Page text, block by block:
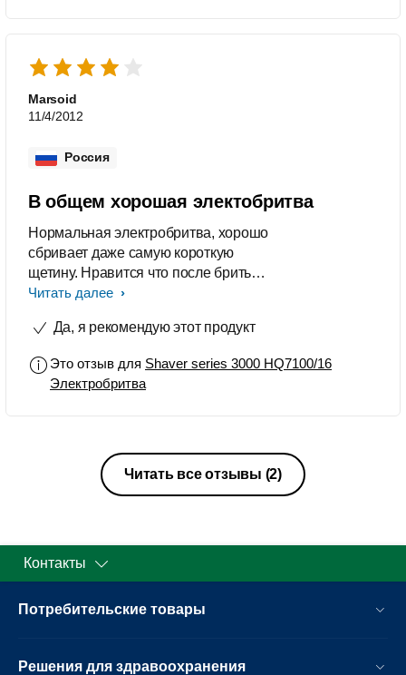
Marsoid
11/4/2012
Россия
В общем хорошая электобритва
Нормальная электробритва, хорошо
сбривает даже самую короткую
щетину. Нравится что после бритья
можно мыть бритву под водой.
поверхность корпуса.
Читать далее
Да, я рекомендую этот продукт
Это отзыв для Shaver series 3000 HQ7100/16
Электробритва
Читать все отзывы (2)
Контакты
Потребительские товары
Решения для здравоохранения